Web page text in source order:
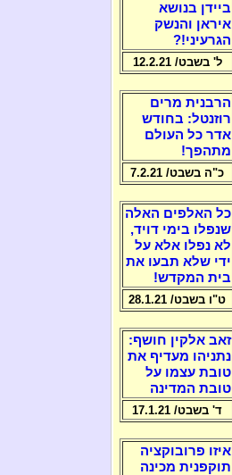
ביידן בנושא
איראן והנשק
הגרעיני!?
ל' בשבט/ 12.2.21
הרבנית מרים
רוזנטל: בחודש
אדר כל העולם
מתהפך!
כ"ה בשבט/ 7.2.21
כל האלפים האלה
שנפלו בימי דויד,
לא נפלו אלא על
ידי שלא תבעו את
בית המקדש!
ט"ו בשבט/ 28.1.21
זאב אלקין חושף:
נתניהו מעדיף את
טובת עצמו על
טובת המדינה
ד' בשבט/ 17.1.21
איזו פרובוקציה
תוקפנית מכינה